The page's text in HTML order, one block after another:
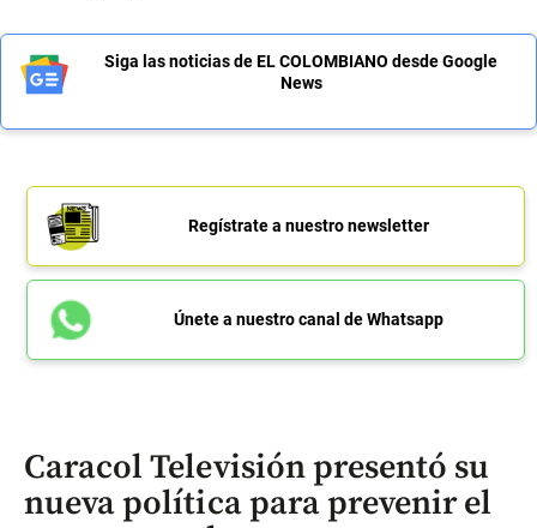
Siga las noticias de EL COLOMBIANO desde Google
News
Regístrate a nuestro newsletter
Únete a nuestro canal de Whatsapp
Caracol Televisión presentó su
nueva política para prevenir el